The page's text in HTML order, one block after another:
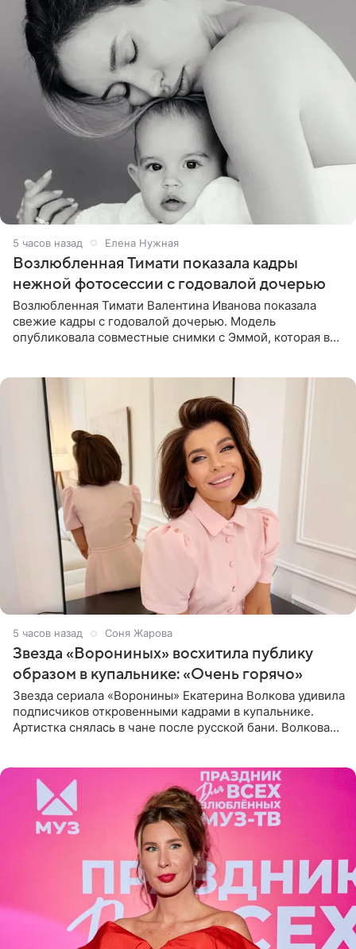
5 часов назад Елена Нужная
Возлюбленная Тимати показала кадры
нежной фотосессии с годовалой дочерью
Возлюбленная Тимати Валентина Иванова показала
свежие кадры с годовалой дочерью. Модель
опубликовала совместные снимки с Эммой, которая в
5 часов назад Соня Жарова
Звезда «Ворониных» восхитила публику
образом в купальнике: «Очень горячо»
Звезда сериала «Воронины» Екатерина Волкова удивила
подписчиков откровенными кадрами в купальнике.
Артистка снялась в чане после русской бани. Волкова